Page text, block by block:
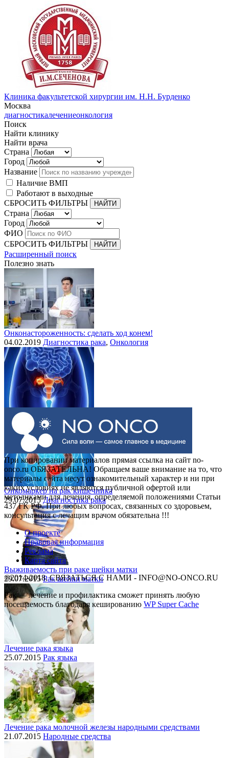
Клиника факультетской хирургии им. Н.Н. Бурденко
Москва
диагностикалечениеонкология
Поиск
Найти клинику
Найти врача
Страна
Город
Название
Наличие ВМП
Работают в выходные
СБРОСИТЬ ФИЛЬТРЫ
Страна
Город
ФИО
СБРОСИТЬ ФИЛЬТРЫ
Расширенный поиск
Полезно знать
Онконастороженность: сделать ход конем!
04.02.2019 Диагностика рака, Онкология
Выделения при раке шейки матки
30.07.2015 Рак шейки матки
Онкомаркер на рак кишечника
29.07.2015 Диагностика рака
Выживаемость при раке шейки матки
29.07.2015 Рак шейки матки
Лечение рака языка
25.07.2015 Рак языка
Лечение рака молочной железы народными средствами
21.07.2015 Народные средства
При копировании материалов прямая ссылка на сайт no-
onco.ru ОБЯЗАТЕЛЬНА! Обращаем ваше внимание на то, что
материалы сайта несут ознакомительный характер и ни при
каких условиях не являются публичной офертой или
методиками для лечения, определяемой положениями Статьи
437 ГК РФ. При любых вопросах, связанных со здоровьем,
консультация с лечащим врачом обязательна !!!
О проекте
Правовая информация
Реклама
Карта сайта
©2014-2018, СВЯЗАТЬСЯ С НАМИ - INFO@NO-ONCO.RU
Рак — лечение и профилактика cможет принять любую
посещаемость благодаря кешированию WP Super Cache